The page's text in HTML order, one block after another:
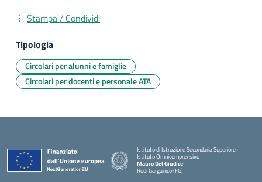
Stampa / Condividi
Tipologia
Circolari per alunni e famiglie
Circolari per docenti e personale ATA
Istituto di Istruzione Secondaria Superiore -
Istituto Omnicomprensivo
Mauro Del Giudice
Rodi Garganico (FG)
— Visita la pagina iniziale della scuola